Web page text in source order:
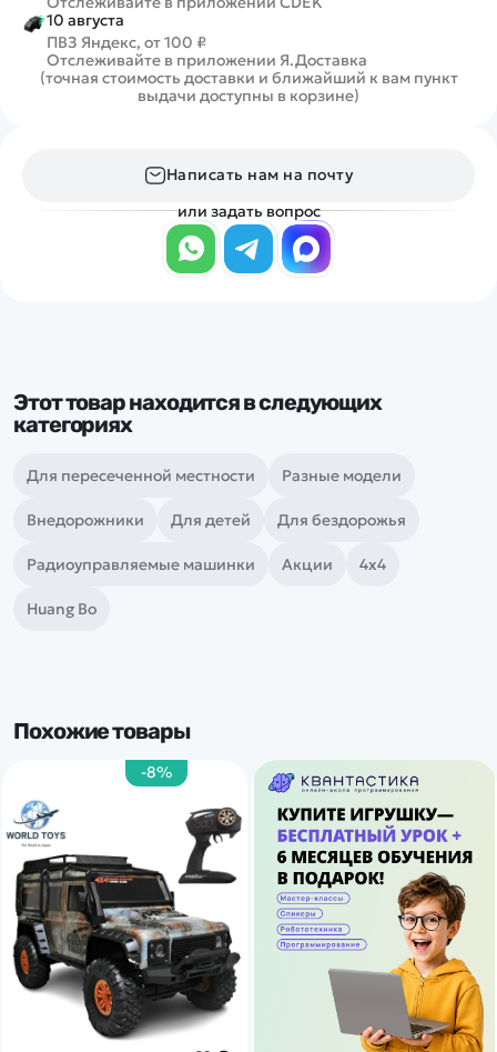
10 августа
ПВЗ Яндекс, от 100 ₽
Отслеживайте в приложении Я.Доставка
(точная стоимость доставки и ближайший к вам пункт
выдачи доступны в корзине)
Написать нам на почту
или задать вопрос
Этот товар находится в следующих
категориях
Для пересеченной местности Разные модели
Внедорожники Для детей Для бездорожья
Радиоуправляемые машинки Акции 4х4
Huang Bo
Похожие товары
-8%